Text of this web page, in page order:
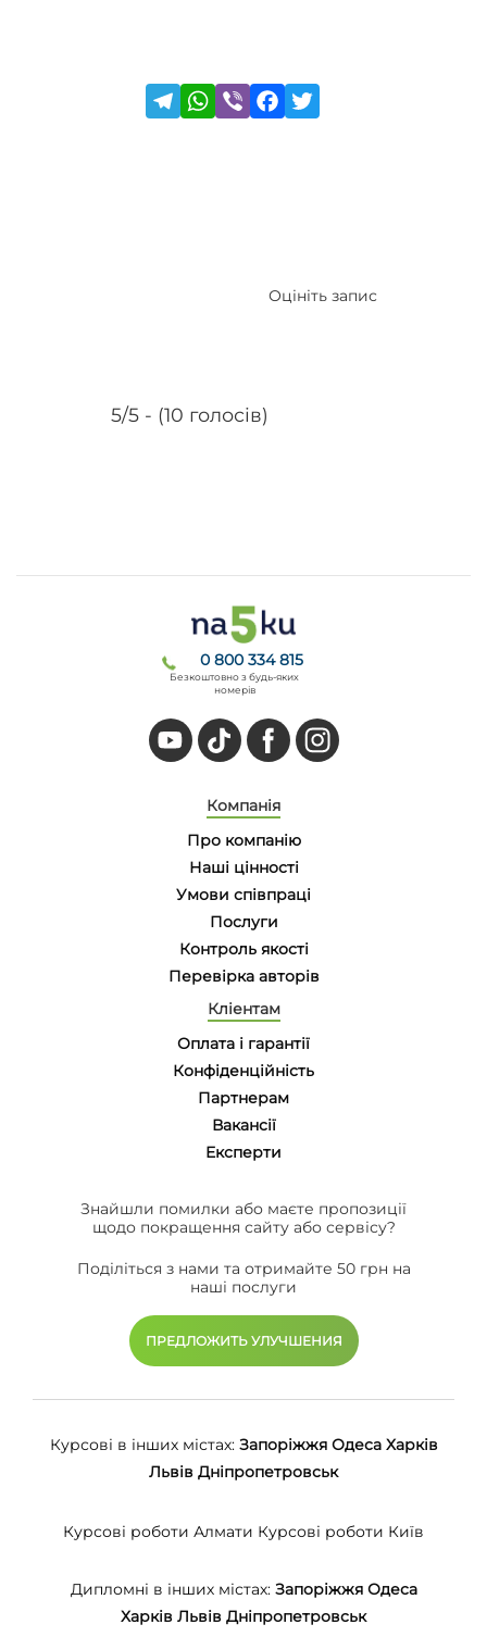
5/5 - (10 голосів)
Оцініть запис
0 800 334 815
Безкоштовно з будь-яких
номерів
Компанія
Про компанію
Наші цінності
Умови співпраці
Послуги
Контроль якості
Перевірка авторів
Кліентам
Оплата і гарантії
Конфіденційність
Партнерам
Вакансії
Eксперти
Знайшли помилки або маєте пропозиції
щодо покращення сайту або сервісу?
Поділіться з нами та отримайте 50 грн на
наші послуги
ПРЕДЛОЖИТЬ УЛУЧШЕНИЯ
Курсові в інших містах: Запоріжжя Одеса Харків
Львів Дніпропетровськ
Курсові роботи Алмати Курсові роботи Київ
Дипломні в інших містах: Запоріжжя Одеса
Харків Львів Дніпропетровськ